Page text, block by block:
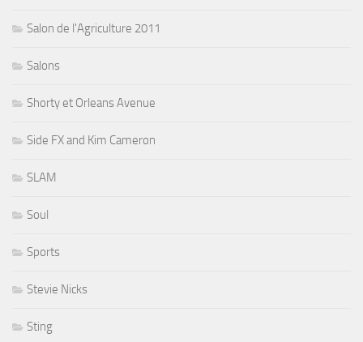
Salon de l'Agriculture 2011
Salons
Shorty et Orleans Avenue
Side FX and Kim Cameron
SLAM
Soul
Sports
Stevie Nicks
Sting